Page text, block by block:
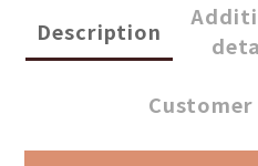
Description